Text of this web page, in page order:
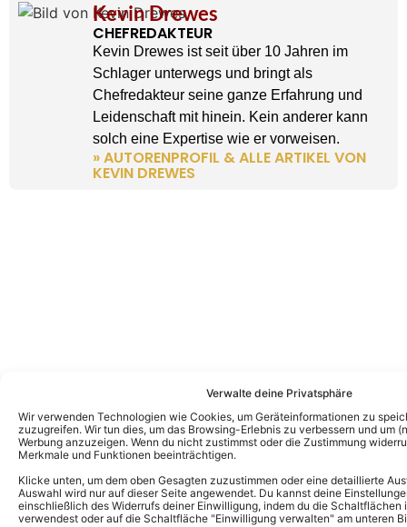
Verwalte deine Privatsphäre
Wir verwenden Technologien wie Cookies, um Geräteinformationen zu
zuzugreifen. Wir tun dies, um das Browsing-Erlebnis zu verbessern und um
Werbung anzuzeigen. Wenn du nicht zustimmst oder die Zustimmung
Merkmale und Funktionen beeinträchtigen.
Klicke unten, um dem oben Gesagten zuzustimmen oder eine detaillierte
Auswahl wird nur auf dieser Seite angewendet. Du kannst deine
einschließlich des Widerrufs deiner Einwilligung, indem du die
verwendest oder auf die Schaltfläche "Einwilligung verwalten" am unteren
Kevin Drewes
CHEFREDAKTEUR
Kevin Drewes ist seit über 10 Jahren im
Schlager unterwegs und bringt als
Chefredakteur seine ganze Erfahrung und
Leidenschaft mit hinein. Kein anderer kann
solch eine Expertise wie er vorweisen.
» AUTORENPROFIL & ALLE ARTIKEL VON
KEVIN DREWES